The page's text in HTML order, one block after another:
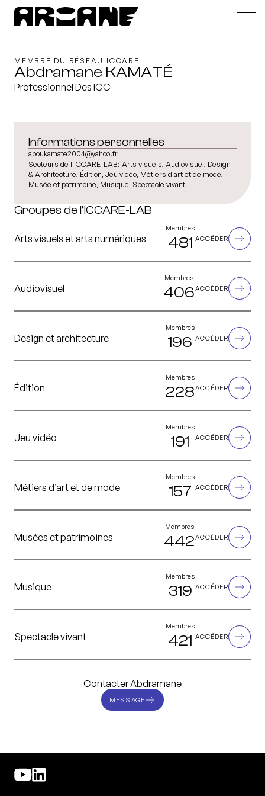
MEMBRE DU RÉSEAU ICCARE
Abdramane KAMATÉ
Professionnel Des ICC
Informations personnelles
aboukamate2004@yahoo.fr
Secteurs de l'ICCARE-LAB: Arts visuels, Audiovisuel, Design
& Architecture, Édition, Jeu vidéo, Métiers d'art et de mode,
Musée et patrimoine, Musique, Spectacle vivant
Groupes de l’ICCARE-LAB
Arts visuels et arts numériques
Membres
481 ACCÉDER
Audiovisuel
Membres
406ACCÉDER
Design et architecture
Membres
196 ACCÉDER
Édition
Membres
228ACCÉDER
Jeu vidéo
Membres
191 ACCÉDER
Métiers d’art et de mode
Membres
157 ACCÉDER
Musées et patrimoines
Membres
442ACCÉDER
Musique
Membres
319 ACCÉDER
Spectacle vivant
Membres
421 ACCÉDER
Contacter Abdramane
MESSAGE